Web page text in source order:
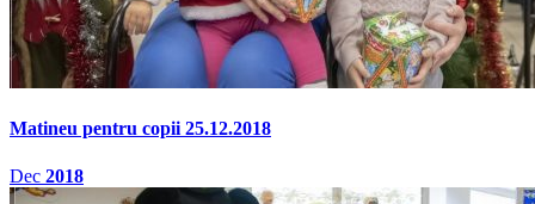
Matineu pentru copii 25.12.2018
Dec 2018